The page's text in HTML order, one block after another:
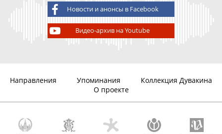
Новости и анонсы в Facebook
Видео-архив на Youtube
Направления Упоминания
Коллекция Дувакина
О проекте